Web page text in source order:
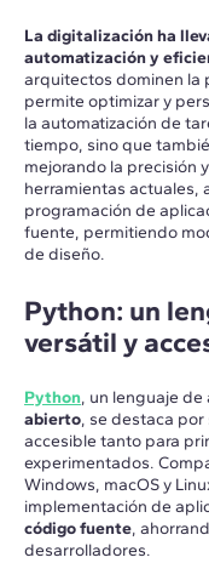
La digitalización ha
automatización y
arquitectos dominen la
permite optimizar y
la automatización de
tiempo, sino que
mejorando la precisión
herramientas actuales,
programación de
fuente, permitiendo
de diseño.
Python: un
versátil y
Python, un lenguaje
abierto, se destaca
accesible tanto para
experimentados.
Windows, macOS y
implementación de
código fuente,
desarrolladores.